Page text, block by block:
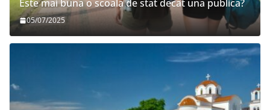
Este mai buna o scoala de stat decat una publica?
05/07/2025